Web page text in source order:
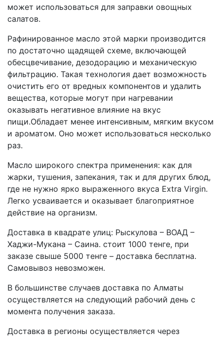
может использоваться для заправки овощных
салатов.
Рафинированное масло этой марки производится
по достаточно щадящей схеме, включающей
обесцвечивание, дезодорацию и механическую
фильтрацию. Такая технология дает возможность
очистить его от вредных компонентов и удалить
вещества, которые могут при нагревании
оказывать негативное влияние на вкус
пищи.Обладает менее интенсивным, мягким вкусом
и ароматом. Оно может использоваться несколько
раз.
Масло широкого спектра применения: как для
жарки, тушения, запекания, так и для других блюд,
где не нужно ярко выраженного вкуса Extra Virgin.
Легко усваивается и оказывает благоприятное
действие на организм.
Доставка в квадрате улиц: Рыскулова – ВОАД –
Хаджи-Мукана – Саина. стоит 1000 тенге, при
заказе свыше 5000 тенге – доставка бесплатна.
Самовывоз невозможен.
В большинстве случаев доставка по Алматы
осуществляется на следующий рабочий день с
момента получения заказа.
Доставка в регионы осуществляется через